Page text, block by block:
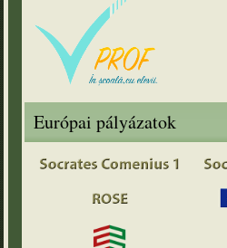
Európai pályázatok